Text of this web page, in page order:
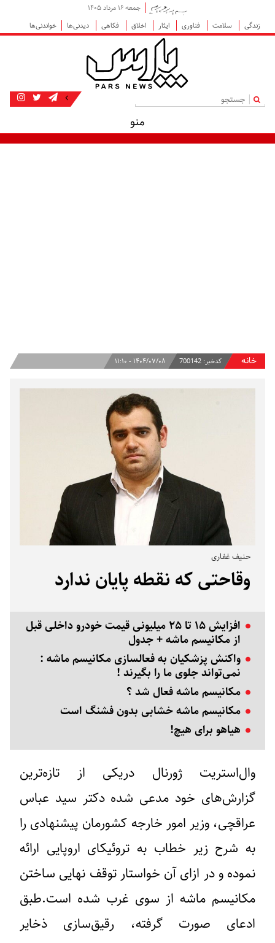
جمعه ۱۶ مرداد ۱۴۰۵
زندگی
سلامت فناوری ایثار اخلاق فکاهی دیدنی‌ها خواندنی‌ها
|
منو
خانه کدخبر: 700142 ۱۴۰۴/۰۷/۰۸ - ۱۱:۱۰
حنیف غفاری
وقاحتی که نقطه پایان ندارد
افزایش ۱۵ تا ۲۵ میلیونی قیمت خودرو داخلی قبل
از مکانیسم ماشه + جدول
واکنش پزشکیان به فعالسازی مکانیسم ماشه :
نمی‌تواند جلوی ما را بگیرند !
مکانیسم ماشه فعال شد ؟
مکانیسم ماشه خشابی بدون فشنگ است
هیاهو برای هیچ!
وال‌استریت ژورنال دریکی از تازه‌ترین
گزارش‌های خود مدعی شده دکتر سید عباس
عراقچی، وزیر امور خارجه کشورمان پیشنهادی را
به شرح زیر خطاب به تروئیکای اروپایی ارائه
نموده و در ازای آن خواستار توقف نهایی ساختن
مکانیسم ماشه از سوی غرب شده است.طبق
ادعای صورت گرفته، رقیق‌سازی ذخایر